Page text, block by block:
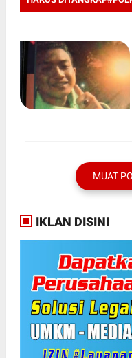
MUAT
IKLAN DISINI